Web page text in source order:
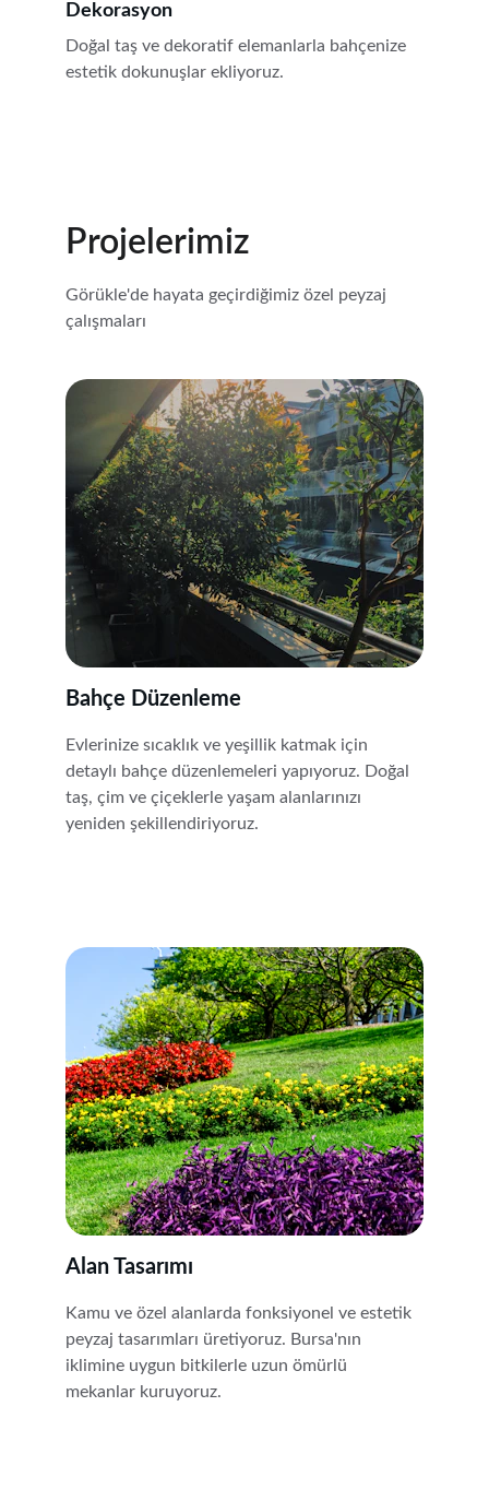
Doğal taş ve dekoratif elemanlarla bahçenize
estetik dokunuşlar ekliyoruz.
Dekorasyon
Projelerimiz
Görükle'de hayata geçirdiğimiz özel peyzaj
çalışmaları
Bahçe Düzenleme
Evlerinize sıcaklık ve yeşillik katmak için
detaylı bahçe düzenlemeleri yapıyoruz. Doğal
taş, çim ve çiçeklerle yaşam alanlarınızı
yeniden şekillendiriyoruz.
Alan Tasarımı
Kamu ve özel alanlarda fonksiyonel ve estetik
peyzaj tasarımları üretiyoruz. Bursa'nın
iklimine uygun bitkilerle uzun ömürlü
mekanlar kuruyoruz.